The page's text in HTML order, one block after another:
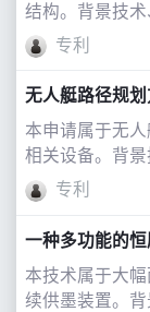
结构。背景技
酒吧等，音响
回声、混响以
过大弧度摆动能
专利
无人艇路径规
本申请属于无
相关设备。背
的迅速发展，
向。由于其体
点，无人艇被
专利
一种多功能的
本技术属于大
续供墨装置。